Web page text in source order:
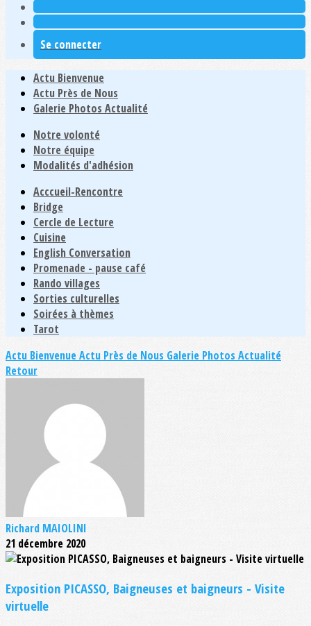
Se connecter
Actu Bienvenue
Actu Près de Nous
Galerie Photos Actualité
Notre volonté
Notre équipe
Modalités d'adhésion
Acccueil-Rencontre
Bridge
Cercle de Lecture
Cuisine
English Conversation
Promenade - pause café
Rando villages
Sorties culturelles
Soirées à thèmes
Tarot
Actu BienvenueActu Près de Nous Galerie Photos Actualité
Retour
Richard MAIOLINI
21 décembre 2020
Exposition PICASSO, Baigneuses et baigneurs - Visite
virtuelle